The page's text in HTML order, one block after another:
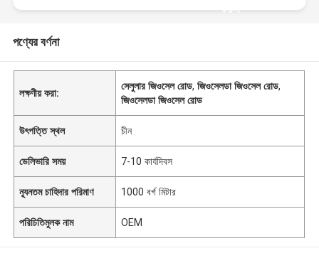
করুন
পণ্যের বর্ণনা
লক্ষণীয় করা:
সেলুলার জিওসেল রোড,জিওসেলডা জিওসেল রোড,
জিওসেলডা জিওসেল রোড
উৎপত্তি স্থল চীন
ডেলিভারি সময় 7-10 কার্যদিবস
ন্যূনতম চাহিদার পরিমাণ 1000 বর্গ মিটার
পরিচিতিমুলক নাম OEM